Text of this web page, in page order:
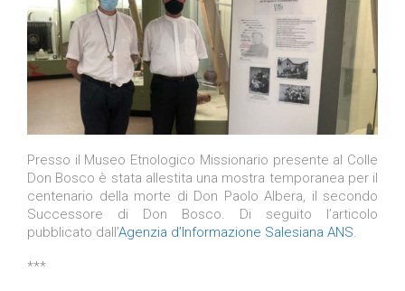
Presso il Museo Etnologico Missionario presente al Colle
Don Bosco è stata allestita una mostra temporanea per il
centenario della morte di Don Paolo Albera, il secondo
Successore di Don Bosco. Di seguito l’articolo
pubblicato dall’Agenzia d’Informazione Salesiana ANS.
***